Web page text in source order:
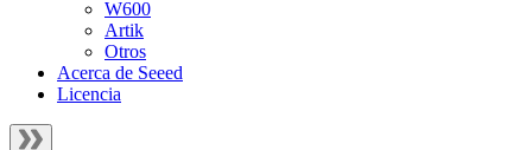
W600
Artik
Otros
Acerca de Seeed
Licencia